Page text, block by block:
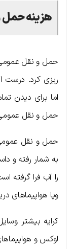
هزینه حمل
حمل و نقل عمومی
ریزی کرد. درست
اما برای دیدن
حمل و نقل
حمل و نقل
به شمار رفته و
را آب فرا گرفته
ویا هواپیماهای
کرایه بیشتر
لوکس و